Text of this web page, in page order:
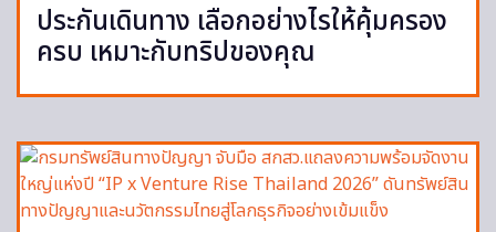
ประกันเดินทาง เลือกอย่างไรให้คุ้มครอง
ครบ เหมาะกับทริปของคุณ